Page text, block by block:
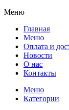
Меню
Главная
Меню
Оплата и
Новости
О нас
Контакты
Меню
Категории